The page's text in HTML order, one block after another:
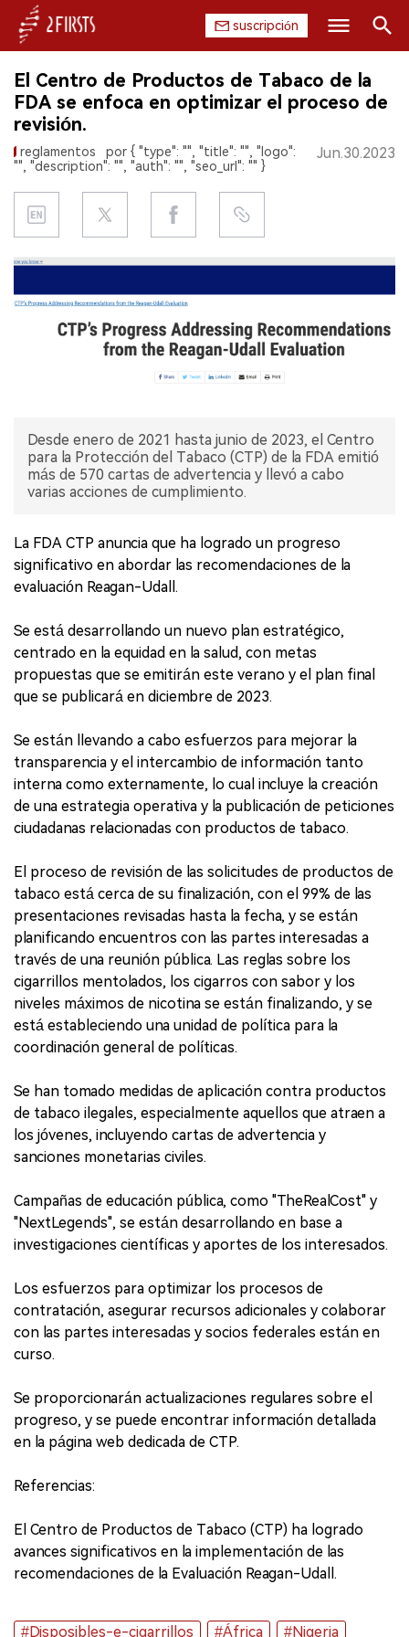
suscripción
INICIO
EMPRESA
REGULACIÓN
CHINA
DATOS
EXPOSICIÓN
Buscar
El Centro de Productos de Tabaco de la
FDA se enfoca en optimizar el proceso de
revisión.
reglamentos
por { "type": "", "title": "", "logo":
"", "description": "", "auth": "", "seo_url": "" }
Jun.30.2023
Desde enero de 2021 hasta junio de 2023, el Centro
para la Protección del Tabaco (CTP) de la FDA emitió
más de 570 cartas de advertencia y llevó a cabo
varias acciones de cumplimiento.
La FDA CTP anuncia que ha logrado un progreso
significativo en abordar las recomendaciones de la
evaluación Reagan-Udall.
Se está desarrollando un nuevo plan estratégico,
centrado en la equidad en la salud, con metas
propuestas que se emitirán este verano y el plan final
que se publicará en diciembre de 2023.
Se están llevando a cabo esfuerzos para mejorar la
transparencia y el intercambio de información tanto
interna como externamente, lo cual incluye la creación
de una estrategia operativa y la publicación de peticiones
ciudadanas relacionadas con productos de tabaco.
El proceso de revisión de las solicitudes de productos de
tabaco está cerca de su finalización, con el 99% de las
presentaciones revisadas hasta la fecha, y se están
planificando encuentros con las partes interesadas a
través de una reunión pública. Las reglas sobre los
cigarrillos mentolados, los cigarros con sabor y los
niveles máximos de nicotina se están finalizando, y se
está estableciendo una unidad de política para la
coordinación general de políticas.
Se han tomado medidas de aplicación contra productos
de tabaco ilegales, especialmente aquellos que atraen a
los jóvenes, incluyendo cartas de advertencia y
sanciones monetarias civiles.
Campañas de educación pública, como "TheRealCost" y
"NextLegends", se están desarrollando en base a
investigaciones científicas y aportes de los interesados.
Los esfuerzos para optimizar los procesos de
contratación, asegurar recursos adicionales y colaborar
con las partes interesadas y socios federales están en
curso.
Se proporcionarán actualizaciones regulares sobre el
progreso, y se puede encontrar información detallada
en la página web dedicada de CTP.
Referencias:
El Centro de Productos de Tabaco (CTP) ha logrado
avances significativos en la implementación de las
recomendaciones de la Evaluación Reagan-Udall.
#Disposibles-e-cigarrillos #África #Nigeria